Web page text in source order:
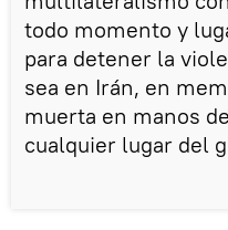
todo momento y
para detener la
sea en Irán, en
muerta en manos
cualquier lugar del